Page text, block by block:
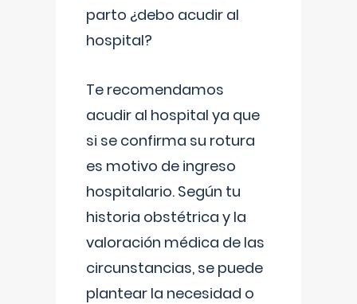
parto ¿debo acudir al
hospital?
Te recomendamos
acudir al hospital ya que
si se confirma su rotura
es motivo de ingreso
hospitalario. Según tu
historia obstétrica y la
valoración médica de las
circunstancias, se puede
plantear la necesidad o